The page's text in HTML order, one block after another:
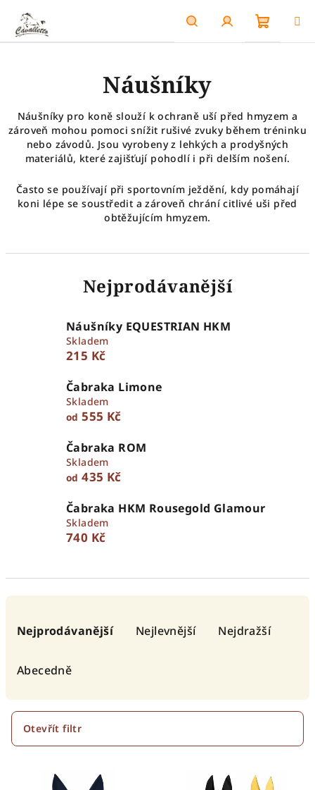
obsah
HledatPřihlášení
Náušníky
Náušníky pro koně slouží k ochraně uší před hmyzem a
zároveň mohou pomoci snížit rušivé zvuky během tréninku
nebo závodů. Jsou vyrobeny z lehkých a prodyšných
materiálů, které zajišťují pohodlí i při delším nošení.
Často se používají při sportovním ježdění, kdy pomáhají
koni lépe se soustředit a zároveň chrání citlivé uši před
obtěžujícím hmyzem.
Nejprodávanější
Náušníky EQUESTRIAN HKM
Skladem
215 Kč
Čabraka Limone
Skladem
od 555 Kč
Čabraka ROM
Skladem
od 435 Kč
Čabraka HKM Rousegold Glamour
Skladem
740 Kč
r
Nejprodávanější Nejlevnější Nejdražší
Abecedně
Otevřít filtr